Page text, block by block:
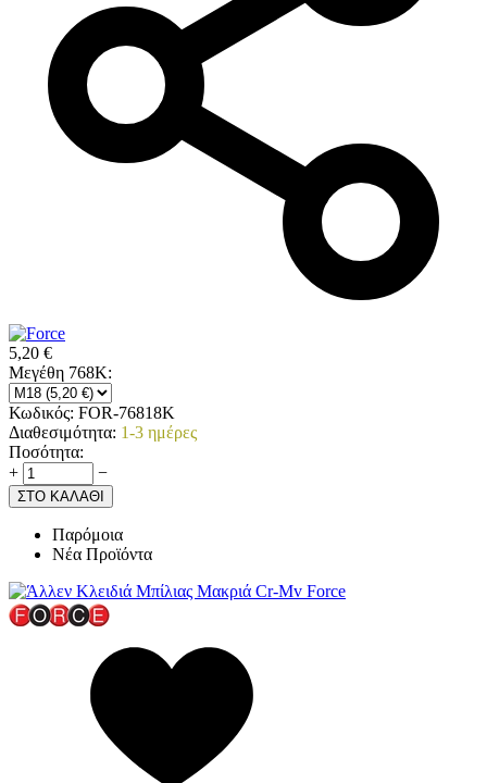
5,20 €
Μεγέθη 768K:
Κωδικός: FOR-76818K
Διαθεσιμότητα: 1-3 ημέρες
Ποσότητα:
+
−
ΣΤΟ ΚΑΛΑΘΙ
Παρόμοια
Νέα Προϊόντα